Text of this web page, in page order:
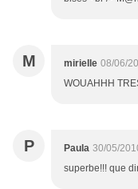
M mirielle 08/06/
WOUAHHH
P Paula 30/05/
superbe!!! que